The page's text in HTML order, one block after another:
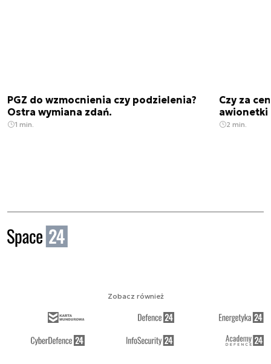
PGZ do wzmocnienia czy podzielenia?
Ostra wymiana zdań.
1 min.
Czy za
awionetki
2 min.
Zobacz również